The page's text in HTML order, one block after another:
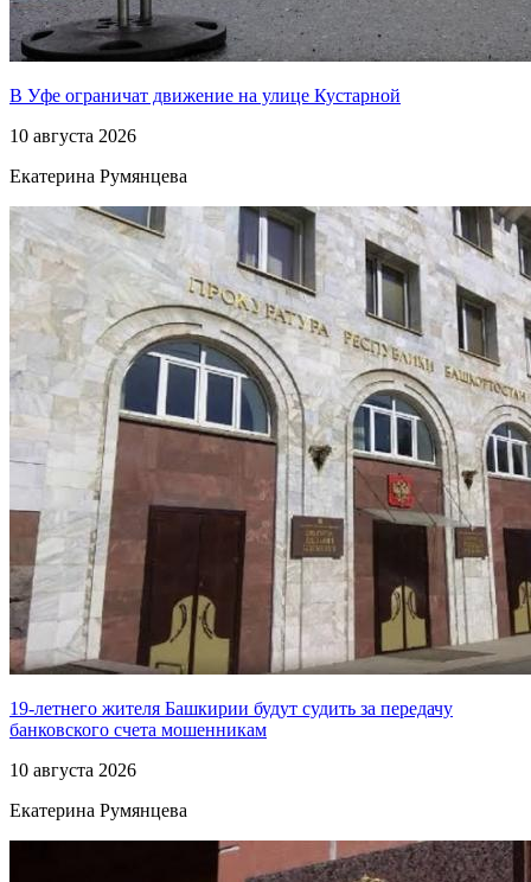
В Уфе ограничат движение на улице Кустарной
10 августа 2026
Екатерина Румянцева
19-летнего жителя Башкирии будут судить за передачу
банковского счета мошенникам
10 августа 2026
Екатерина Румянцева